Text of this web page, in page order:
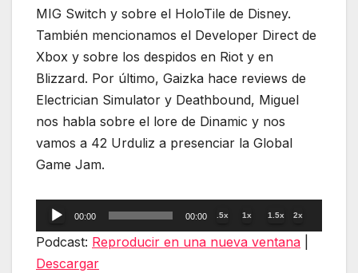
MIG Switch y sobre el HoloTile de Disney.
También mencionamos el Developer Direct de
Xbox y sobre los despidos en Riot y en
Blizzard. Por último, Gaizka hace reviews de
Electrician Simulator y Deathbound, Miguel
nos habla sobre el lore de Dinamic y nos
vamos a 42 Urduliz a presenciar la Global
Game Jam.
Reproductor
de
00:00 00:00 .5x 1x 1.5x 2x
Podcast: Reproducir en una nueva ventana
Descargar